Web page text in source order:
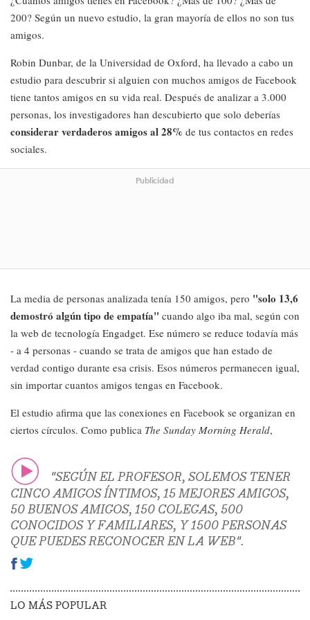
200? Según un nuevo estudio, la gran mayoría de ellos no son tus
amigos.
Robin Dunbar, de la Universidad de Oxford, ha llevado a cabo un
estudio para descubrir si alguien con muchos amigos de Facebook
tiene tantos amigos en su vida real. Después de analizar a 3.000
personas, los investigadores han descubierto que solo deberías
considerar verdaderos amigos al 28% de tus contactos en redes
sociales.
Publicidad
La media de personas analizada tenía 150 amigos, pero "solo 13,6
demostró algún tipo de empatía" cuando algo iba mal, según con
la web de tecnología Engadget. Ese número se reduce todavía más
- a 4 personas - cuando se trata de amigos que han estado de
verdad contigo durante esa crisis. Esos números permanecen igual,
sin importar cuantos amigos tengas en Facebook.
El estudio afirma que las conexiones en Facebook se organizan en
ciertos círculos. Como publica The Sunday Morning Herald,
"SEGÚN EL PROFESOR, SOLEMOS TENER
CINCO AMIGOS ÍNTIMOS, 15 MEJORES AMIGOS,
50 BUENOS AMIGOS, 150 COLEGAS, 500
CONOCIDOS Y FAMILIARES, Y 1500 PERSONAS
QUE PUEDES RECONOCER EN LA WEB".
LO MÁS POPULAR